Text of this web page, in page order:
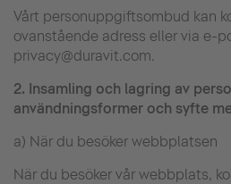
Vårt personuppgiftsombud kan
ovanstående adress eller via e-
privacy@duravit.com.
2. Insamling och lagring av
användningsformer och syfte
a) När du besöker webbplatsen
När du besöker vår webbplats,